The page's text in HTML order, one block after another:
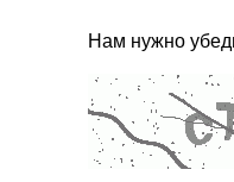
Нам нужно